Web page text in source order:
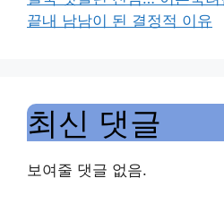
끝내 남남이 된 결정적 이유
최신 댓글
보여줄 댓글 없음.